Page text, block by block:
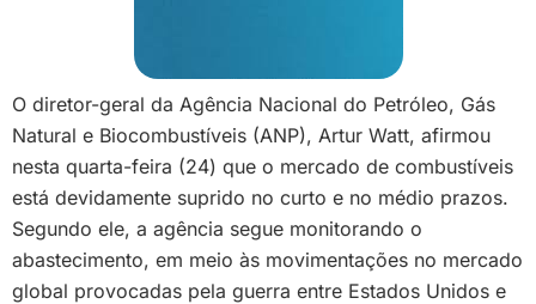
O diretor-geral da Agência Nacional do Petróleo, Gás
Natural e Biocombustíveis (ANP), Artur Watt, afirmou
nesta quarta-feira (24) que o mercado de combustíveis
está devidamente suprido no curto e no médio prazos.
Segundo ele, a agência segue monitorando o
abastecimento, em meio às movimentações no mercado
global provocadas pela guerra entre Estados Unidos e